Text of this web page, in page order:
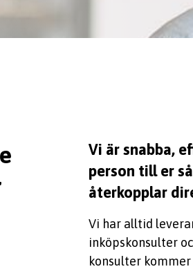
Vi är snabba,
person till er
återkopplar
Vi har alltid
inköpskonsulter
konsulter